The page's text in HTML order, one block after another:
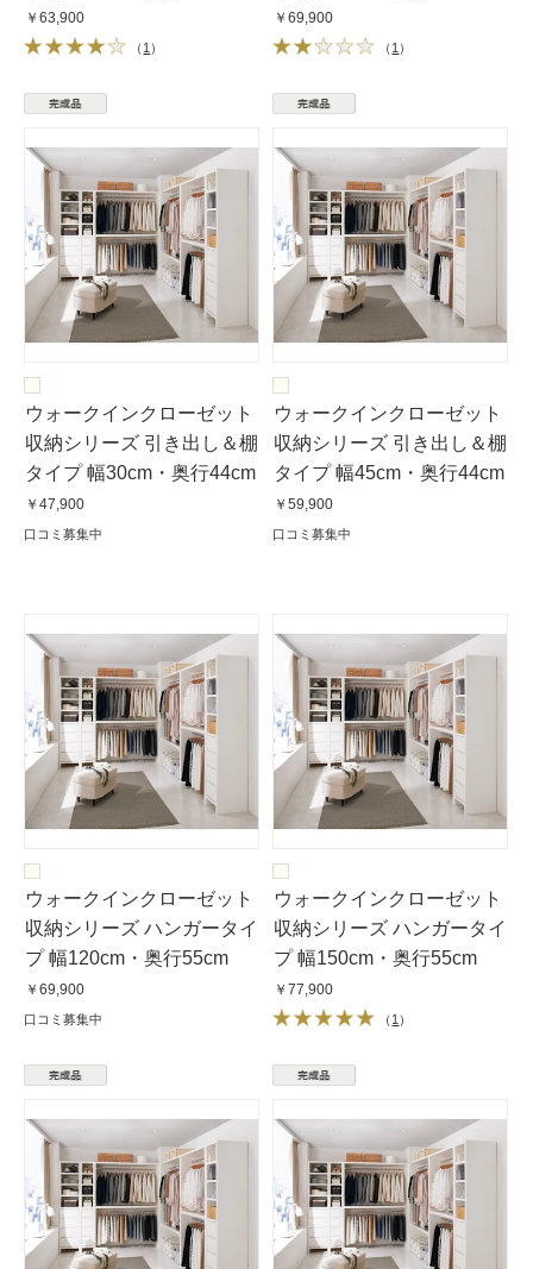
￥63,900
（ 1 ）
￥69,900
（ 1 ）
ウォークインクローゼット
収納シリーズ 引き出し＆棚
タイプ 幅30cm・奥行44cm
￥47,900
口コミ募集中
ウォークインクローゼット
収納シリーズ 引き出し＆棚
タイプ 幅45cm・奥行44cm
￥59,900
口コミ募集中
ウォークインクローゼット
収納シリーズ ハンガータイ
プ 幅120cm・奥行55cm
￥69,900
口コミ募集中
ウォークインクローゼット
収納シリーズ ハンガータイ
プ 幅150cm・奥行55cm
￥77,900
（1）